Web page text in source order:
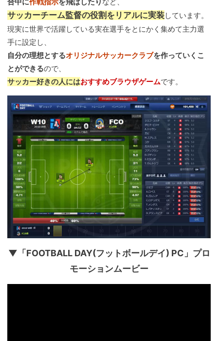
サッカーチーム監督の役割をリアルに実装しています。
現実に世界で活躍している実在選手をとにかく集めて主力選
手に設定し、
自分の理想とするオリジナルサッカークラブを作っていくこ
とができるので、
サッカー好きの人にはおすすめブラウザゲームです。
▼「FOOTBALL DAY(フットボールデイ) PC」プロ
モーションムービー